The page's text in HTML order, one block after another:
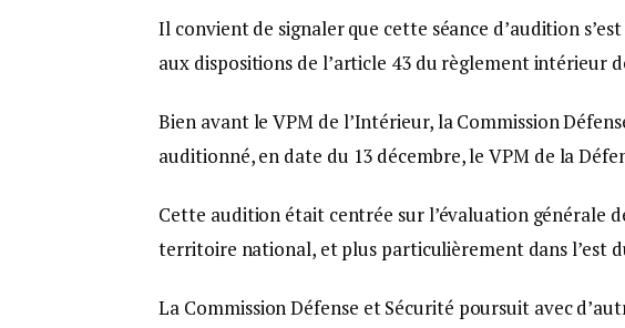
Il convient de signaler que cette séance d’audition
aux dispositions de l’article 43 du règlement intérieur
Bien avant le VPM de l’Intérieur, la Commission
auditionné, en date du 13 décembre, le VPM de la
Cette audition était centrée sur l’évaluation générale
territoire national, et plus particulièrement dans l’est
La Commission Défense et Sécurité poursuit avec